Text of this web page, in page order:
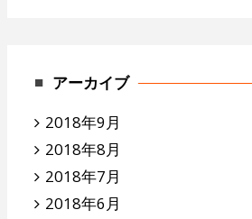
アーカイブ
2018年9月
2018年8月
2018年7月
2018年6月